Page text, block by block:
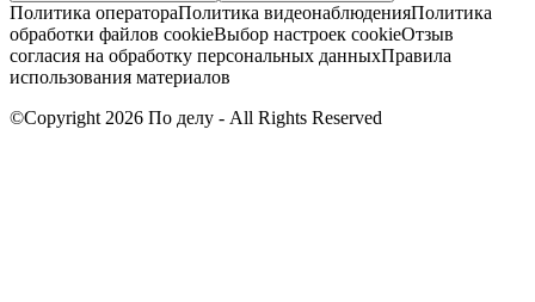
Политика оператораПолитика видеонаблюденияПолитика
обработки файлов cookieВыбор настроек cookieОтзыв
согласия на обработку персональных данныхПравила
использования материалов
©Copyright 2026 По делу - All Rights Reserved